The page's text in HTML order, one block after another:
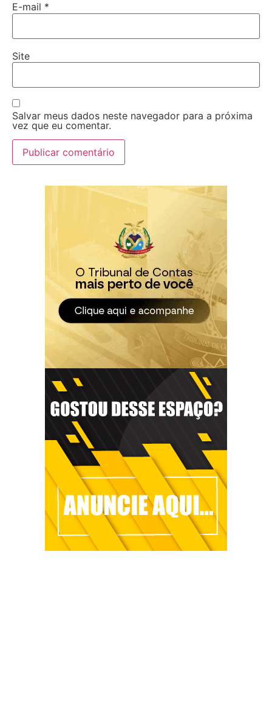
E-mail *
Site
Salvar meus dados neste navegador para a próxima
vez que eu comentar.